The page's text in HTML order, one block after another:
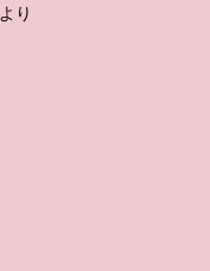
より